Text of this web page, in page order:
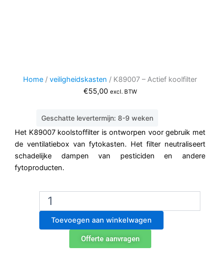
Home / veiligheidskasten / K89007 – Actief koolfilter
€55,00 excl. BTW
Geschatte levertermijn: 8-9 weken
Het K89007 koolstoffilter is ontworpen voor gebruik met
de ventilatiebox van fytokasten. Het filter neutraliseert
schadelijke dampen van pesticiden en andere
fytoproducten.
K89007
Actief
koolfilter
Toevoegen aan winkelwagen
Offerte aanvragen